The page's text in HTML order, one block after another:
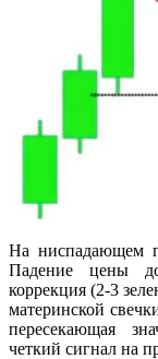
На ниспадающем
Падение цены
коррекция (2-3
материнской
пересекающая
четкий сигнал на